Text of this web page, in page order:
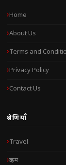
Home
About Us
Terms and
Privacy Policy
Contact Us
श्रेणियाँ
Travel
क्राइम